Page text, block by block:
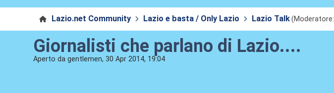
Lazio.net Community Lazio e basta / Only Lazio Lazio Talk(Moderatore:
Giornalisti che parlano di Lazio....
Aperto da gentlemen, 30 Apr 2014, 19:04